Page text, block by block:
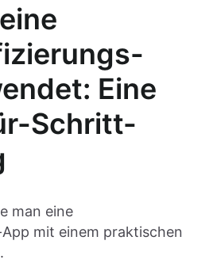
Eine
Schritt-
man eine
mit einem praktischen